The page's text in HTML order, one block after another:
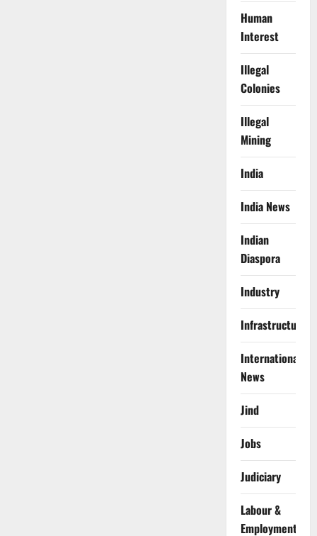
Human
Interest
Illegal
Colonies
Illegal
Mining
India
India News
Indian
Diaspora
Industry
Infrastructure
International
News
Jind
Jobs
Judiciary
Labour &
Employment